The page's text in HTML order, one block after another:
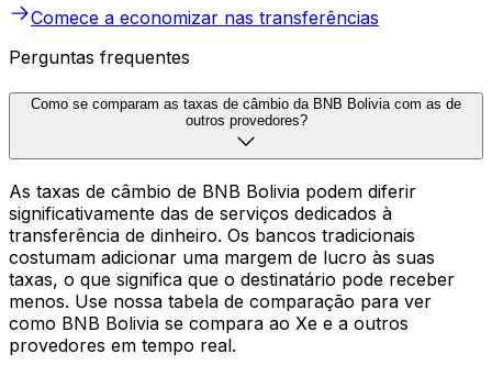
Comece a economizar nas transferências
Perguntas frequentes
Como se comparam as taxas de câmbio da BNB Bolivia com as de
outros provedores?
As taxas de câmbio de BNB Bolivia podem diferir
significativamente das de serviços dedicados à
transferência de dinheiro. Os bancos tradicionais
costumam adicionar uma margem de lucro às suas
taxas, o que significa que o destinatário pode receber
menos. Use nossa tabela de comparação para ver
como BNB Bolivia se compara ao Xe e a outros
provedores em tempo real.